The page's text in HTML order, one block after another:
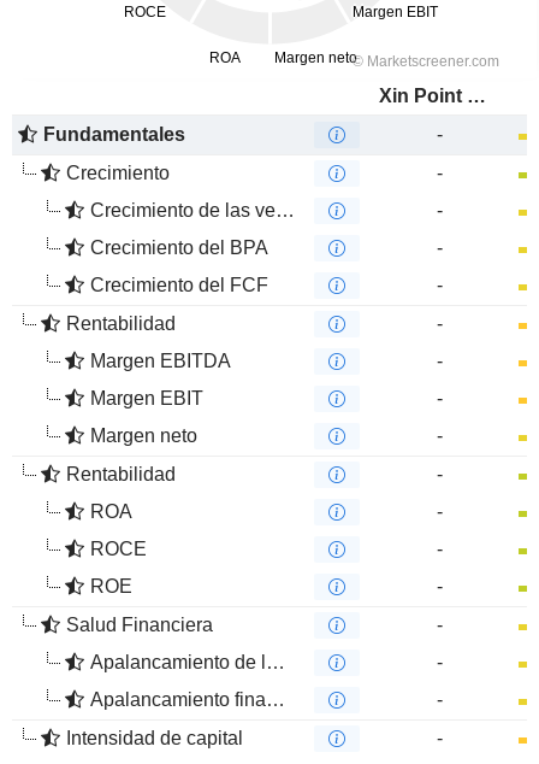
Xin Point Holdings Limited
Fundamentales
-
Crecimiento
-
Crecimiento de las ventas
-
Crecimiento del BPA
-
Crecimiento del FCF
-
Rentabilidad
-
Margen EBITDA
-
Margen EBIT
-
Margen neto
-
Rentabilidad
-
ROA
-
ROCE
-
ROE
-
Salud Financiera
-
Apalancamiento de la deuda
-
Apalancamiento financiero
-
Intensidad de capital
-